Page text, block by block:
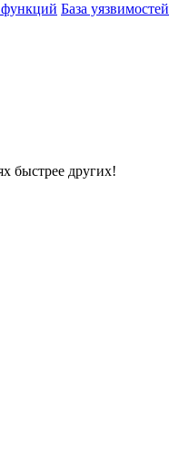
функций База уязвимостей
быстрее других!